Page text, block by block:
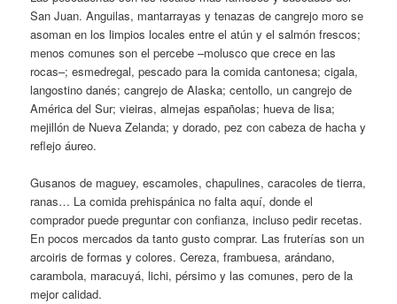
San Juan. Anguilas, mantarrayas y tenazas de cangrejo moro se
asoman en los limpios locales entre el atún y el salmón frescos;
menos comunes son el percebe –molusco que crece en las
rocas–; esmedregal, pescado para la comida cantonesa; cigala,
langostino danés; cangrejo de Alaska; centollo, un cangrejo de
América del Sur; vieiras, almejas españolas; hueva de lisa;
mejillón de Nueva Zelanda; y dorado, pez con cabeza de hacha y
reflejo áureo.
Gusanos de maguey, escamoles, chapulines, caracoles de tierra,
ranas… La comida prehispánica no falta aquí, donde el
comprador puede preguntar con confianza, incluso pedir recetas.
En pocos mercados da tanto gusto comprar. Las fruterías son un
arcoiris de formas y colores. Cereza, frambuesa, arándano,
carambola, maracuyá, lichi, pérsimo y las comunes, pero de la
mejor calidad.